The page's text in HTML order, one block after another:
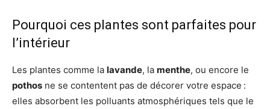
Pourquoi ces plantes sont parfaites pour
l’intérieur
Les plantes comme la lavande, la menthe, ou encore le
pothos ne se contentent pas de décorer votre espace :
elles absorbent les polluants atmosphériques tels que le